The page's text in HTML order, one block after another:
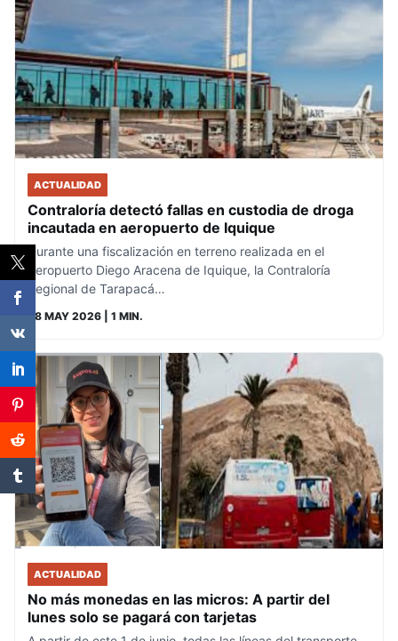
ACTUALIDAD
Contraloría detectó fallas en custodia de droga
incautada en aeropuerto de Iquique
Durante una fiscalización en terreno realizada en el
Aeropuerto Diego Aracena de Iquique, la Contraloría
Regional de Tarapacá…
28 MAY 2026 | 1 MIN.
ACTUALIDAD
No más monedas en las micros: A partir del
lunes solo se pagará con tarjetas